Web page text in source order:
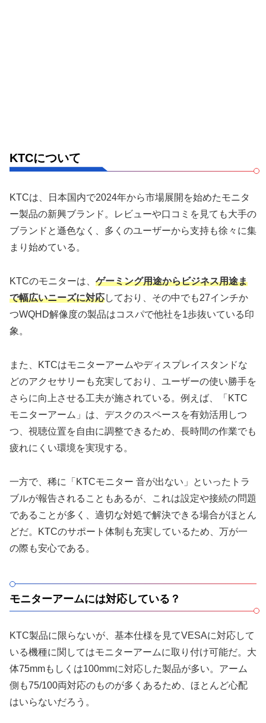
KTCについて
KTCは、日本国内で2024年から市場展開を始めたモニタ
ー製品の新興ブランド。レビューや口コミを見ても大手の
ブランドと遜色なく、多くのユーザーから支持も徐々に集
まり始めている。
KTCのモニターは、 ゲーミング用途からビジネス用途ま
で幅広いニーズに対応しており、その中でも27インチか
つWQHD解像度の製品はコスパで他社を1歩抜いている印
象。
また、KTCはモニターアームやディスプレイスタンドな
どのアクセサリーも充実しており、ユーザーの使い勝手を
さらに向上させる工夫が施されている。例えば、「KTC
モニターアーム」は、デスクのスペースを有効活用しつ
つ、視聴位置を自由に調整できるため、長時間の作業でも
疲れにくい環境を実現する。
一方で、稀に「KTCモニター 音が出ない」といったトラ
ブルが報告されることもあるが、これは設定や接続の問題
であることが多く、適切な対処で解決できる場合がほとん
どだ。KTCのサポート体制も充実しているため、万が一
の際も安心である。
モニターアームには対応している？
KTC製品に限らないが、基本仕様を見てVESAに対応して
いる機種に関してはモニターアームに取り付け可能だ。大
体75mmもしくは100mmに対応した製品が多い。アーム
側も75/100両対応のものが多くあるため、ほとんど心配
はいらないだろう。